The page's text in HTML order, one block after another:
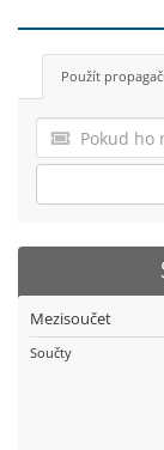
Použít
Mezisoučet
Součty